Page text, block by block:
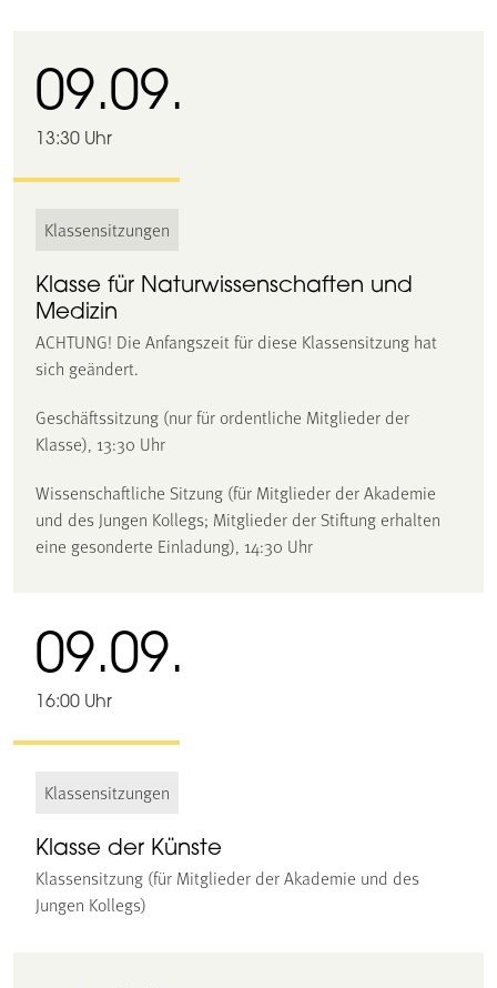
09.09.
13:30 Uhr
Klassensitzungen
Klasse für Naturwissenschaften und
Medizin
ACHTUNG! Die Anfangszeit für diese Klassensitzung hat
sich geändert.
Geschäftssitzung (nur für ordentliche Mitglieder der
Klasse), 13:30 Uhr
Wissenschaftliche Sitzung (für Mitglieder der Akademie
und des Jungen Kollegs; Mitglieder der Stiftung erhalten
eine gesonderte Einladung), 14:30 Uhr
09.09.
16:00 Uhr
Klassensitzungen
Klasse der Künste
Klassensitzung (für Mitglieder der Akademie und des
Jungen Kollegs)